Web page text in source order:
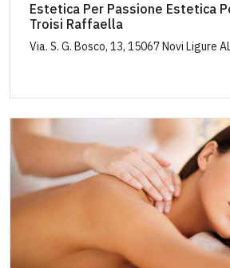
Estetica Per Passione Estetica
Troisi Raffaella
Via. S. G. Bosco, 13, 15067 Novi Ligure